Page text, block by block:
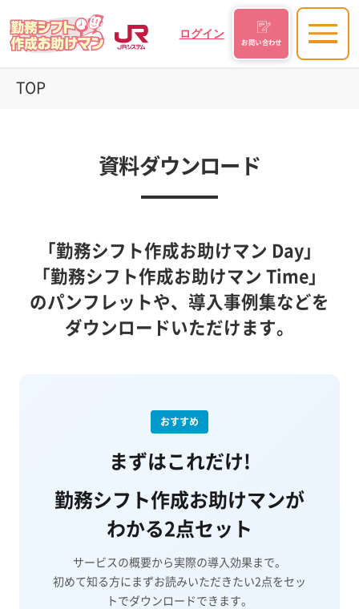
ログイン
お問い合わせ
TOP
資料ダウンロード
「勤務シフト作成お助けマン Day」
「勤務シフト作成お助けマン Time」
のパンフレットや、導入事例集などを
ダウンロードいただけます。
おすすめ
まずはこれだけ!
勤務シフト作成お助けマンが
わかる2点セット
サービスの概要から実際の導入効果まで。
初めて知る方にまずお読みいただきたい2点をセッ
トでダウンロードできます。